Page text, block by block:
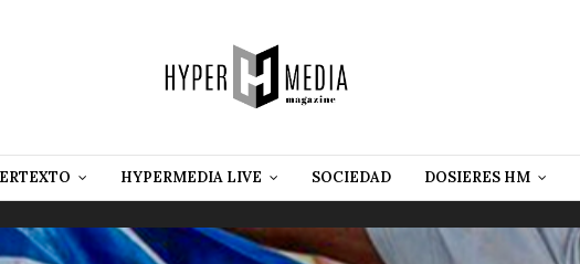
HYPERMEDIA LIVE SOCIEDAD DOSIERES HM